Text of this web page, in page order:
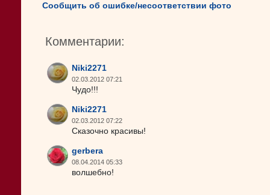
Сообщить об ошибке/несоответствии фото
Комментарии:
Niki2271
02.03.2012 07:21
Чудо!!!
Niki2271
02.03.2012 07:22
Сказочно красивы!
gerbera
08.04.2014 05:33
волшебно!